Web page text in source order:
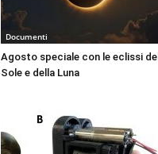
Documenti
Agosto speciale con le eclissi del
Sole e della Luna